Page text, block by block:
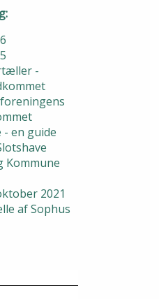
-
- en guide
Kommune
2021
af Sophus